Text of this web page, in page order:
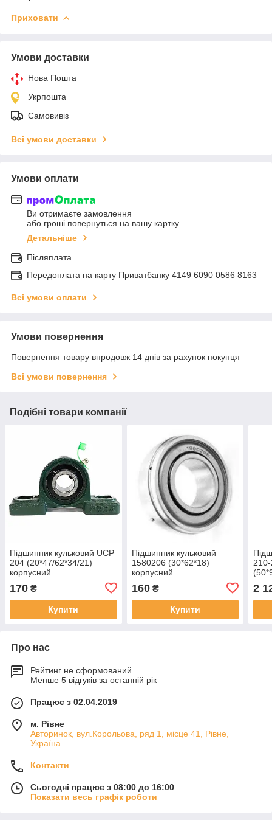
Приховати
Умови доставки
Нова Пошта
Укрпошта
Самовивіз
Всі умови доставки
Умови оплати
Ви отримаєте замовлення
або гроші повернуться на вашу картку
Детальніше
Післяплата
Передоплата на карту Приватбанку 4149 6090 0586 8163
Всі умови оплати
Умови повернення
Повернення товару впродовж 14 днів за рахунок покупця
Всі умови повернення
Подібні товари компанії
Підшипник кульковий UCP
204 (20*47/62*34/21)
корпусний
170 ₴
Купити
Підшипник кульковий
1580206 (30*62*18)
корпусний
160₴
Купити
2
Про нас
Рейтинг не сформований
Менше 5 відгуків за останній рік
Працює з 02.04.2019
м. Рівне
Авторинок, вул.Корольова, ряд 1, місце 41, Рівне,
Україна
Контакти
Сьогодні працює з 08:00 до 16:00
Показати весь графік роботи